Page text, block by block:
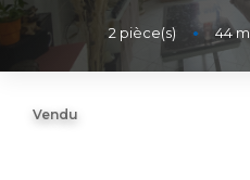
NOTRE
2 pièce(s) • 44
Vendu